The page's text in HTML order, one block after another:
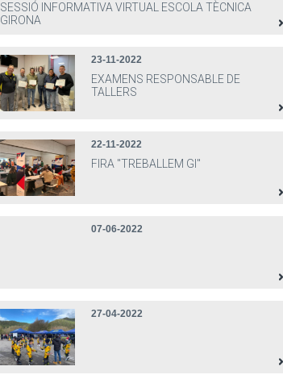
SESSIÓ INFORMATIVA VIRTUAL ESCOLA TÈCNICA
GIRONA
23-11-2022
EXAMENS RESPONSABLE DE
TALLERS
22-11-2022
FIRA "TREBALLEM GI"
07-06-2022
27-04-2022